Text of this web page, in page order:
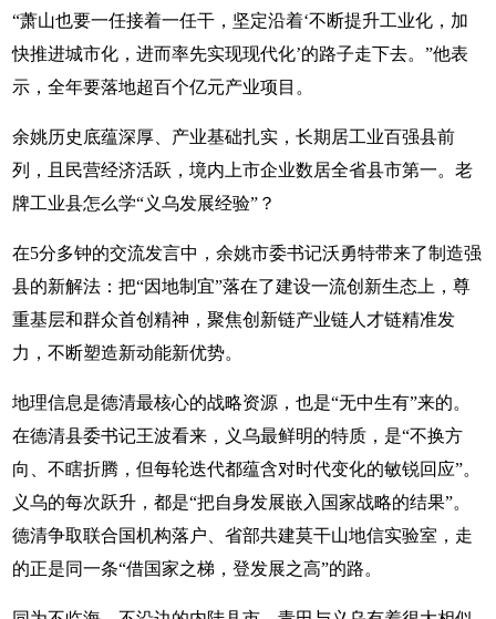
“萧山也要一任接着一任干，坚定沿着‘不断提升工业化，加
快推进城市化，进而率先实现现代化’的路子走下去。”他表
示，全年要落地超百个亿元产业项目。
余姚历史底蕴深厚、产业基础扎实，长期居工业百强县前
列，且民营经济活跃，境内上市企业数居全省县市第一。老
牌工业县怎么学“义乌发展经验”？
在5分多钟的交流发言中，余姚市委书记沃勇特带来了制造强
县的新解法：把“因地制宜”落在了建设一流创新生态上，尊
重基层和群众首创精神，聚焦创新链产业链人才链精准发
力，不断塑造新动能新优势。
地理信息是德清最核心的战略资源，也是“无中生有”来的。
在德清县委书记王波看来，义乌最鲜明的特质，是“不换方
向、不瞎折腾，但每轮迭代都蕴含对时代变化的敏锐回应”。
义乌的每次跃升，都是“把自身发展嵌入国家战略的结果”。
德清争取联合国机构落户、省部共建莫干山地信实验室，走
的正是同一条“借国家之梯，登发展之高”的路。